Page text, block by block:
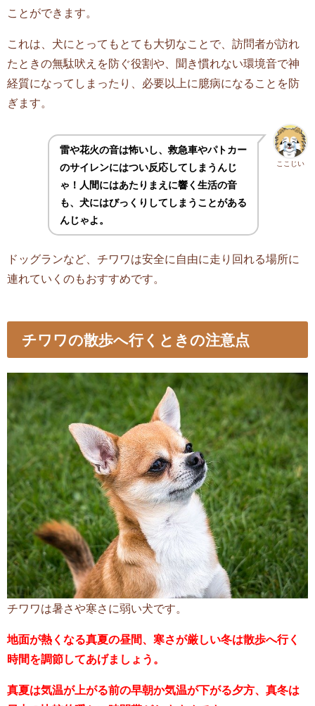
ことができます。
これは、犬にとってもとても大切なことで、訪問者が訪れ
たときの無駄吠えを防ぐ役割や、聞き慣れない環境音で神
経質になってしまったり、必要以上に臆病になることを防
ぎます。
ここじい
雷や花火の音は怖いし、救急車やパトカー
のサイレンにはつい反応してしまうんじ
ゃ！人間にはあたりまえに響く生活の音
も、犬にはびっくりしてしまうことがある
んじゃよ。
ドッグランなど、チワワは安全に自由に走り回れる場所に
連れていくのもおすすめです。
チワワの散歩へ行くときの注意点
チワワは暑さや寒さに弱い犬です。
地面が熱くなる真夏の昼間、寒さが厳しい冬は散歩へ行く
時間を調節してあげましょう。
真夏は気温が上がる前の早朝か気温が下がる夕方、真冬は